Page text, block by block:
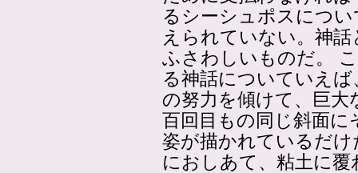
るシーシュポスにつ
えられていない。神
ふさわしいものだ。
る神話についていえ
の努力を傾けて、巨
百回目もの同じ斜面
姿が描かれているだ
におしあて、粘土に